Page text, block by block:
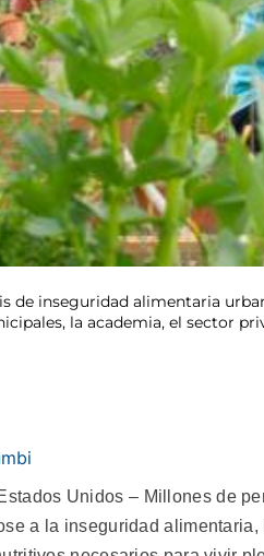
de inseguridad alimentaria
la academia, el sector
Unidos – Millones de
a la inseguridad